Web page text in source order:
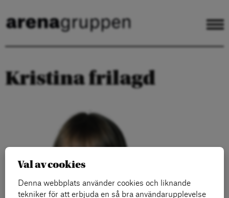
Kristina frilagd
Val av cookies
Denna webbplats använder cookies och liknande
tekniker för att erbjuda en så bra användarupplevelse